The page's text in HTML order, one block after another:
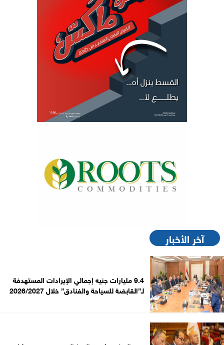
آخر الأخبار
9.4 مليارات جنيه إجمالي الإيرادات المستهدفة
لـ”القابضة للسياحة والفنادق” خلال 2026/2027